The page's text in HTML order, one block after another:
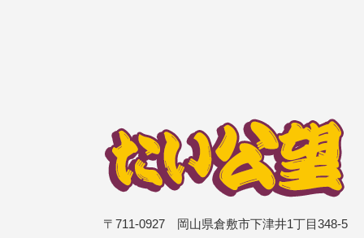
〒711-0927 岡山県倉敷市下津井1丁目348-5